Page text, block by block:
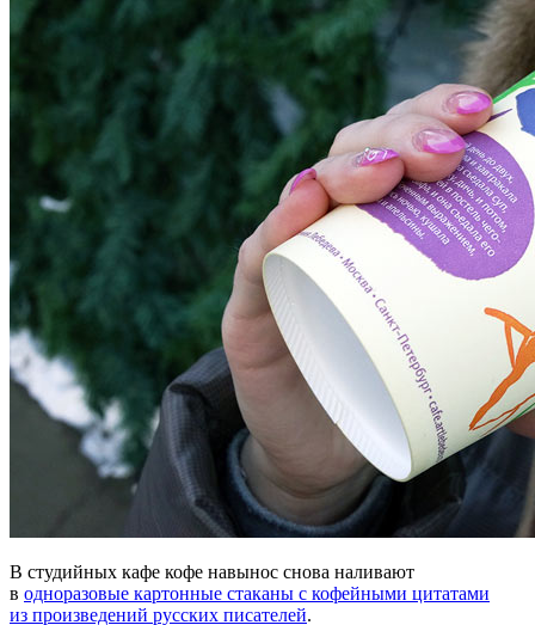
В студийных кафе кофе навынос снова наливают
в одноразовые картонные стаканы с кофейными цитатами
из произведений русских писателей.